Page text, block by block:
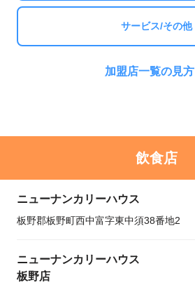
サービス/その他
加盟店一覧の見方
飲食店
ニューナンカリーハウス
板野郡板野町西中富字東中須38番地2
ニューナンカリーハウス
板野店